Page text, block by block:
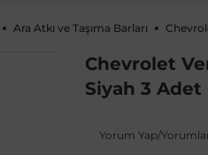
Ara Atkı ve Taşıma Barları
Chevrolet
Siyah 3 Adet
Yorum Yap/